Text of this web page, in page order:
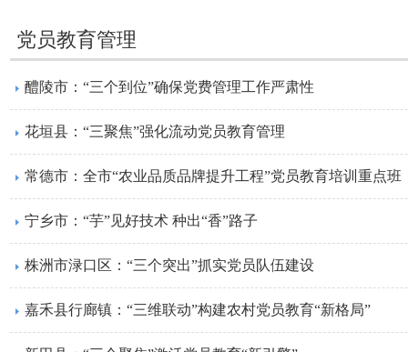
党员教育管理
醴陵市：“三个到位”确保党费管理工作严肃性
花垣县：“三聚焦”强化流动党员教育管理
常德市：全市“农业品质品牌提升工程”党员教育培训重点
宁乡市：“芋”见好技术 种出“香”路子
株洲市渌口区：“三个突出”抓实党员队伍建设
嘉禾县行廊镇：“三维联动”构建农村党员教育“新格局”